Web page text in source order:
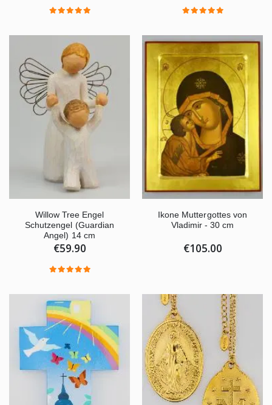
Willow Tree Engel
Schutzengel (Guardian
Angel) 14 cm
€59.90
Ikone Muttergottes von
Vladimir - 30 cm
€105.00